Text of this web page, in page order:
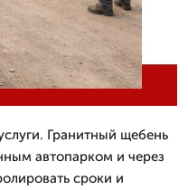
Гранитный щебень
автопарком и через
сроки и